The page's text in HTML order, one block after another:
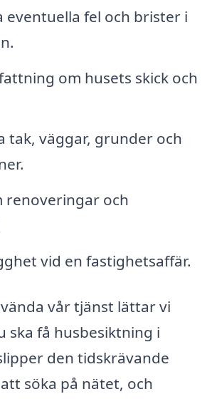
fel och brister i
om husets skick och
tak, väggar, grunder och
renoveringar och
vid en fastighetsaffär.
vår tjänst lättar vi
ska få husbesiktning i
den tidskrävande
söka på nätet, och